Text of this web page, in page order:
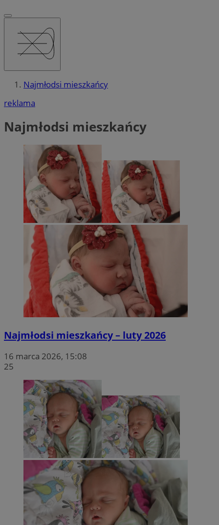
Najmłodsi mieszkańcy
reklama
Najmłodsi mieszkańcy
Najmłodsi mieszkańcy – luty 2026
16 marca 2026, 15:08
25